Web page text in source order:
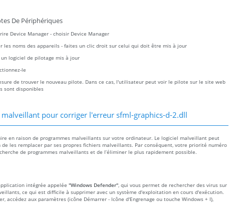
De Périphériques
Device Manager - choisir Device Manager
les noms des appareils - faites un clic droit sur celui qui doit être mis à jour
logiciel de pilotage mis à jour
le
de trouver le nouveau pilote. Dans ce cas, l'utilisateur peut voir le pilote sur le site web
sont disponibles
pour corriger l'erreur sfml-graphics-d-2.dll
en raison de programmes malveillants sur votre ordinateur. Le logiciel malveillant peut
les remplacer par ses propres fichiers malveillants. Par conséquent, votre priorité numéro
de programmes malveillants et de l’éliminer le plus rapidement possible.
intégrée appelée "Windows Defender", qui vous permet de rechercher des virus sur
ce qui est difficile à supprimer avec un système d'exploitation en cours d'exécution.
accédez aux paramètres (icône Démarrer - Icône d'Engrenage ou touche Windows + I),